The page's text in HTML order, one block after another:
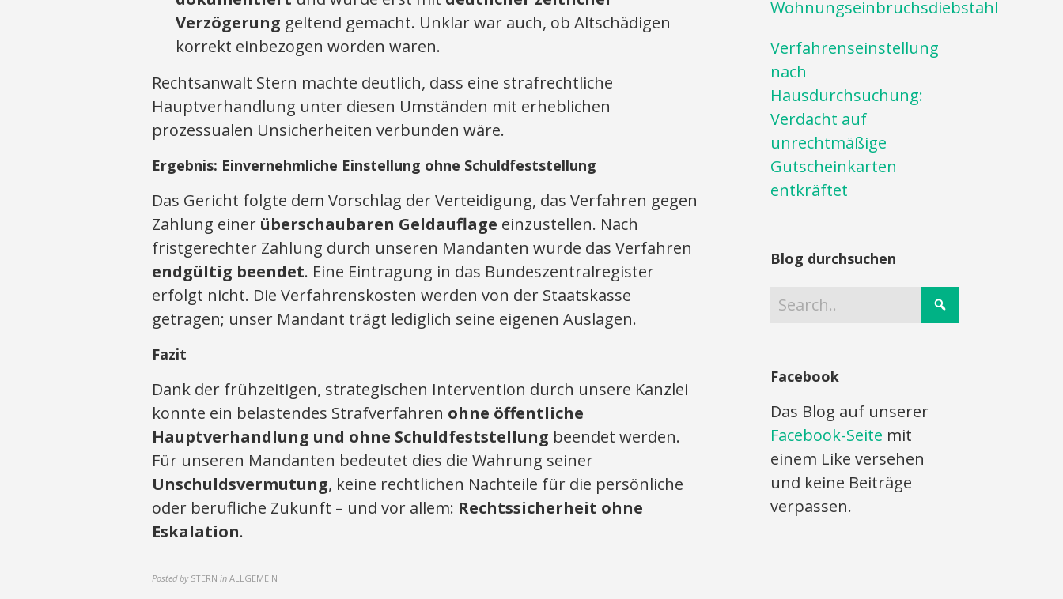
Verzögerung geltend gemacht. Unklar war auch, ob Altschädigen
korrekt einbezogen worden waren.
Rechtsanwalt Stern machte deutlich, dass eine strafrechtliche
Hauptverhandlung unter diesen Umständen mit erheblichen
prozessualen Unsicherheiten verbunden wäre.
Ergebnis: Einvernehmliche Einstellung ohne Schuldfeststellung
Das Gericht folgte dem Vorschlag der Verteidigung, das Verfahren gegen
Zahlung einer überschaubaren Geldauflage einzustellen. Nach
fristgerechter Zahlung durch unseren Mandanten wurde das Verfahren
endgültig beendet. Eine Eintragung in das Bundeszentralregister
erfolgt nicht. Die Verfahrenskosten werden von der Staatskasse
getragen; unser Mandant trägt lediglich seine eigenen Auslagen.
Fazit
Dank der frühzeitigen, strategischen Intervention durch unsere Kanzlei
konnte ein belastendes Strafverfahren ohne öffentliche
Hauptverhandlung und ohne Schuldfeststellung beendet werden.
Für unseren Mandanten bedeutet dies die Wahrung seiner
Unschuldsvermutung, keine rechtlichen Nachteile für die persönliche
oder berufliche Zukunft – und vor allem: Rechtssicherheit ohne
Eskalation.
Posted by STERN in ALLGEMEIN
Wohnungseinbruchsdiebstahl
Verfahrenseinstellung
nach
Hausdurchsuchung:
Verdacht auf
unrechtmäßige
Gutscheinkarten
entkräftet
Blog durchsuchen
Facebook
Das Blog auf unserer
Facebook-Seite mit
einem Like versehen
und keine Beiträge
verpassen.